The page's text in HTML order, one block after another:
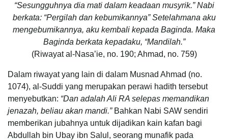
“Sesungguhnya dia mati dalam keadaan musyrik.” Nabi
berkata: “Pergilah dan kebumikannya” Setelahmana aku
mengebumikannya, aku kembali kepada Baginda. Maka
Baginda berkata kepadaku, “Mandilah.”
(Riwayat al-Nasa’ie, no. 190; Ahmad, no. 759)
Dalam riwayat yang lain di dalam Musnad Ahmad (no.
1074), al-Suddi yang merupakan perawi hadith tersebut
menyebutkan: “Dan adalah Ali RA selepas memandikan
jenazah, beliau akan mandi.” Bahkan Nabi SAW sendiri
memberikan jubahnya untuk dijadikan kain kafan bagi
Abdullah bin Ubay ibn Salul, seorang munafik pada